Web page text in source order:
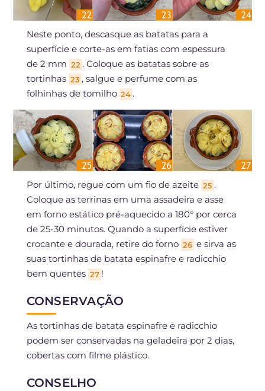
Neste ponto, descasque as batatas para a
superfície e corte-as em fatias com espessura
de 2 mm 22 . Coloque as batatas sobre as
tortinhas 23 , salgue e perfume com as
folhinhas de tomilho 24 .
Por último, regue com um fio de azeite 25 .
Coloque as terrinas em uma assadeira e asse
em forno estático pré-aquecido a 180° por cerca
de 25-30 minutos. Quando a superfície estiver
crocante e dourada, retire do forno 26 e sirva as
suas tortinhas de batata espinafre e radicchio
bem quentes 27 !
CONSERVAÇÃO
As tortinhas de batata espinafre e radicchio
podem ser conservadas na geladeira por 2 dias,
cobertas com filme plástico.
CONSELHO